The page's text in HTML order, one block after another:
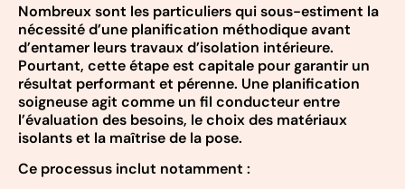
Nombreux sont les particuliers qui sous-estiment la
nécessité d’une planification méthodique avant
d’entamer leurs travaux d’isolation intérieure.
Pourtant, cette étape est capitale pour garantir un
résultat performant et pérenne. Une planification
soigneuse agit comme un fil conducteur entre
l’évaluation des besoins, le choix des matériaux
isolants et la maîtrise de la pose.
Ce processus inclut notamment :